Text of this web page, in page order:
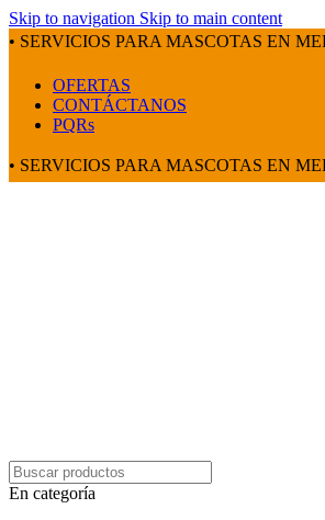
Skip to navigation Skip to main content
• SERVICIOS PARA MASCOTAS EN
OFERTAS
CONTÁCTANOS
PQRs
• SERVICIOS PARA MASCOTAS EN
En categoría